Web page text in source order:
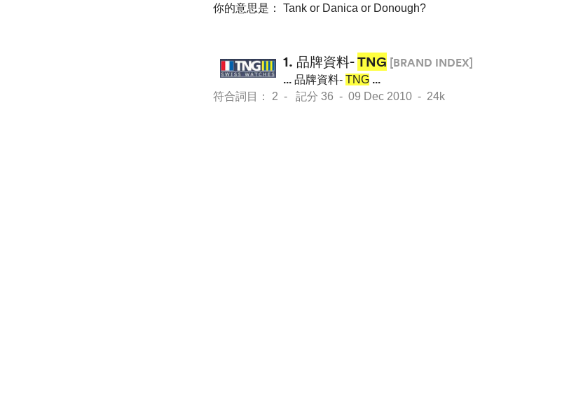
你的意思是： Tank or Danica or Donough?
1. 品牌資料-TNG [BRAND INDEX]
... 品牌資料- TNG ...
符合詞目： 2 - 記分 36 - 09 Dec 2010 - 24k